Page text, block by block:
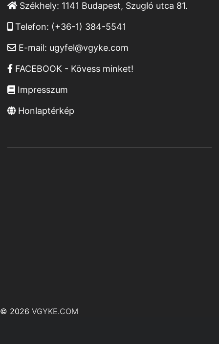
Székhely: 1141 Budapest, Szugló utca 81.
Telefon: (+36-1) 384-5541
E-mail: ugyfel@vgyke.com
FACEBOOK - Kövess minket!
Impresszum
Honlaptérkép
© 2026 VGYKE.COM